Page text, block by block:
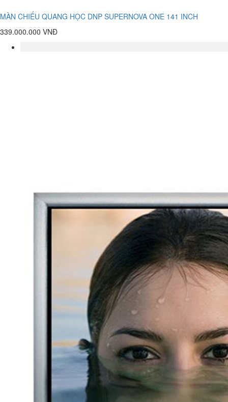
MÀN CHIẾU QUANG HỌC DNP SUPERNOVA ONE 141 INCH
339.000.000 VNĐ